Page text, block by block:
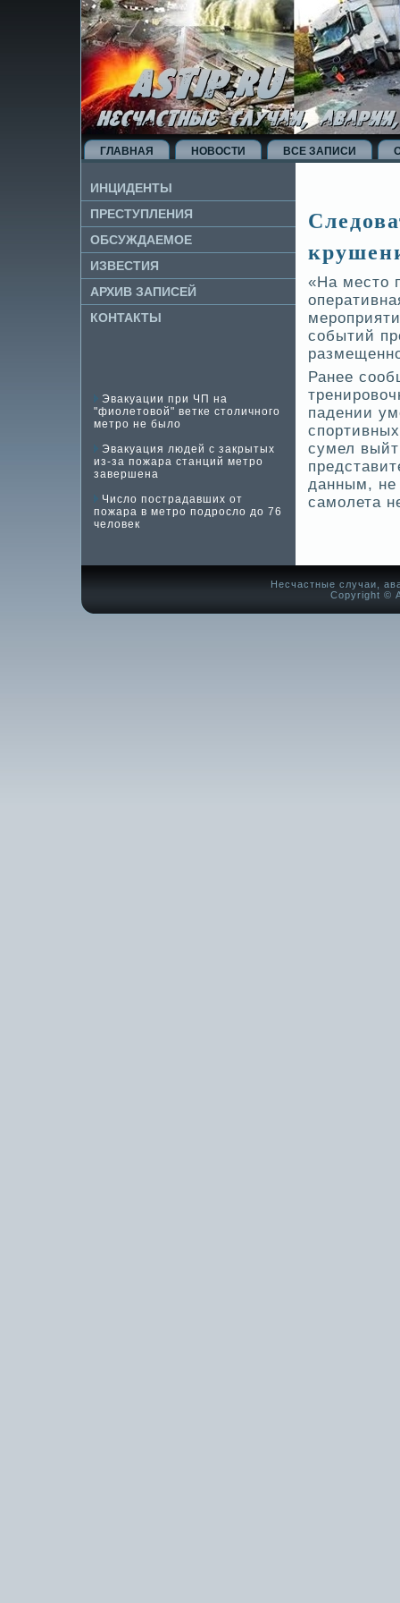
ГЛАВНАЯ НОВОСТИ ВСЕ ЗАПИСИ
ИНЦИДЕНТЫ
ПРЕСТУПЛЕНИЯ
ОБСУЖДАЕМОЕ
ИЗВЕ­СТИЯ
АРХИВ ЗАПИСЕЙ
КОНТАКТЫ
Эвакуации при ЧП на
"фиолетовой" ветке столичного
метро не было
Эвакуация людей с закрытых
из-за пожара станций метро
завершена
Число пострадавших от
пожара в метро подросло до 76
человек
«На место
событий
Ранее
паде­нии
сумел
данным, не
самолета
Несчастные случаи,
Copyright ©